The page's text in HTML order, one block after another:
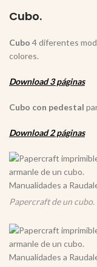
Cubo.
Cubo 4 diferentes
colores.
Download 3 páginas
Cubo con pedestal
Download 2 páginas
Papercraft de un cubo.